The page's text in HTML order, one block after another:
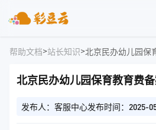
帮助文档>站长知识>北京民办幼儿园保
北京民办幼儿园保育教育费
发布人：客服中心发布时间：2025-